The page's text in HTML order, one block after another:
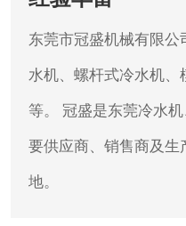
东莞市冠盛机械有限
水机、螺杆式冷水机
等。 冠盛是东莞冷水
要供应商、销售商及生
地。